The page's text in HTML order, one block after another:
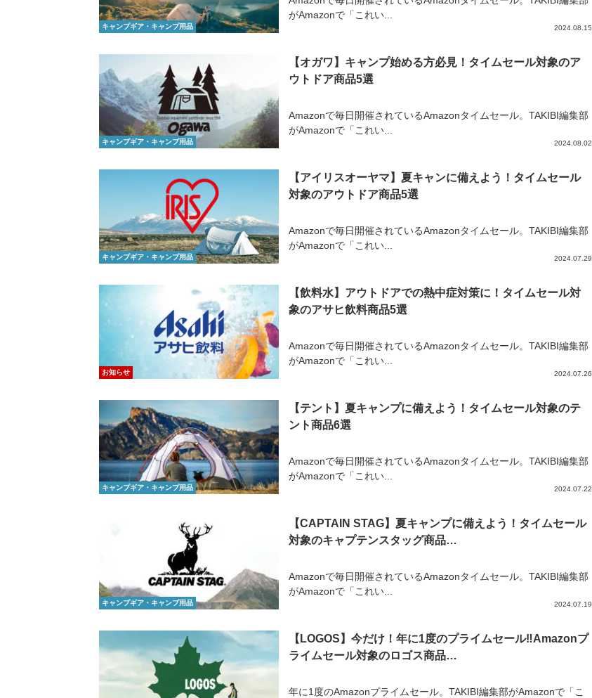
キャンプギア・キャンプ用品
がAmazonで「これい...
2024.08.15
キャンプギア・キャンプ用品
【オガワ】キャンプ始める方必見！タイムセール対象のア
ウトドア商品5選
Amazonで毎日開催されているAmazonタイムセール。TAKIBI編集部
がAmazonで「これい...
2024.08.02
キャンプギア・キャンプ用品
【アイリスオーヤマ】夏キャンに備えよう！タイムセール
対象のアウトドア商品5選
Amazonで毎日開催されているAmazonタイムセール。TAKIBI編集部
がAmazonで「これい...
2024.07.29
お知らせ
【飲料水】アウトドアでの熱中症対策に！タイムセール対
象のアサヒ飲料商品5選
Amazonで毎日開催されているAmazonタイムセール。TAKIBI編集部
がAmazonで「これい...
2024.07.26
キャンプギア・キャンプ用品
【テント】夏キャンプに備えよう！タイムセール対象のテ
ント商品6選
Amazonで毎日開催されているAmazonタイムセール。TAKIBI編集部
がAmazonで「これい...
2024.07.22
キャンプギア・キャンプ用品
【CAPTAIN STAG】夏キャンプに備えよう！タイムセール
対象のキャプテンスタッグ商品…
Amazonで毎日開催されているAmazonタイムセール。TAKIBI編集部
がAmazonで「これい...
2024.07.19
【LOGOS】今だけ！年に1度のプライムセール‼Amazonプ
ライムセール対象のロゴス商品…
年に1度のAmazonプライムセール。TAKIBI編集部がAmazonで「こ